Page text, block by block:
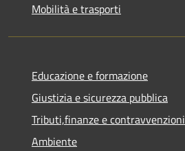
Mobilità e trasporti
Educazione e formazione
Giustizia e sicurezza pubblica
Tributi,finanze e contravvenzioni
Ambiente